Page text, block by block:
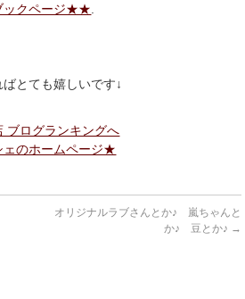
ックページ★★
とても嬉しいです↓
ブログランキングへ
のホームページ★
オリジナルラブさんとか♪ 嵐ちゃんと
か♪ 豆とか♪ →